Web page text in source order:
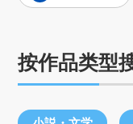
按作品类型